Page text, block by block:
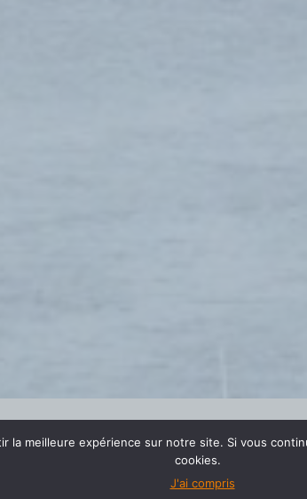
© 2024 FSU EMPLOI PACA |mentions légales
la meilleure expérience sur notre site. Si vous
cookies.
J'ai compris